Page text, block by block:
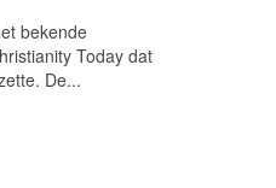
bekende
Today dat
De...